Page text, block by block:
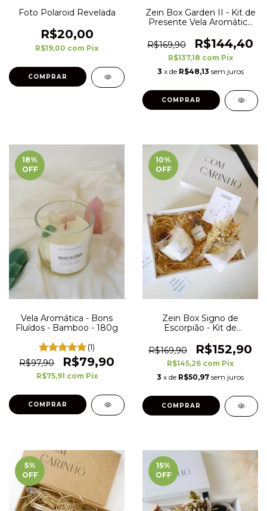
Foto Polaroid Revelada
R$20,00
R$19,00 com Pix
Zein Box Garden II - Kit de
Presente Vela Aromática
R$169,90
R$144,40
R$137,18 com Pix
3 x de R$48,13 sem juros
18%
OFF
Vela Aromática - Bons
Fluídos - Bamboo - 180g
(1)
R$97,90 R$79,90
R$75,91 com Pix
10%
OFF
Zein Box Signo de
Escorpião - Kit de
R$169,90
R$152,90
R$145,26 com Pix
3 x de R$50,97 sem juros
5%
OFF
15%
OFF